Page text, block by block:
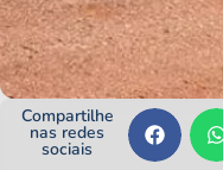
Compartilhe
nas redes
sociais